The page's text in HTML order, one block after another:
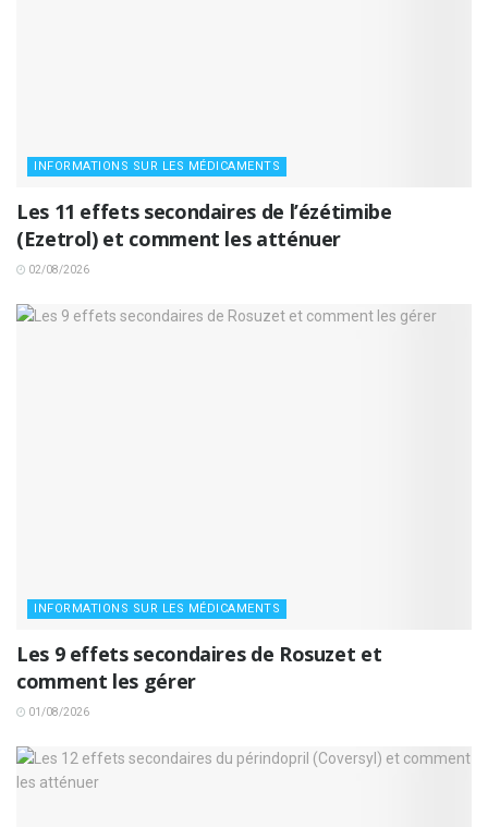
INFORMATIONS SUR LES MÉDICAMENTS
Les 11 effets secondaires de l’ézétimibe
(Ezetrol) et comment les atténuer
02/08/2026
INFORMATIONS SUR LES MÉDICAMENTS
Les 9 effets secondaires de Rosuzet et
comment les gérer
01/08/2026